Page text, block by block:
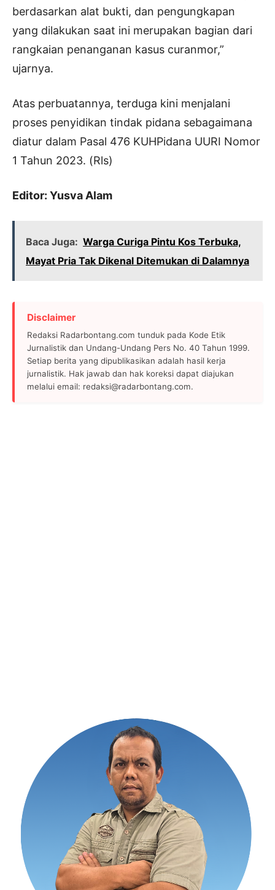
berdasarkan alat bukti, dan pengungkapan
yang dilakukan saat ini merupakan bagian dari
rangkaian penanganan kasus curanmor,”
ujarnya.
Atas perbuatannya, terduga kini menjalani
proses penyidikan tindak pidana sebagaimana
diatur dalam Pasal 476 KUHPidana UURI Nomor
1 Tahun 2023. (Rls)
Editor: Yusva Alam
Baca Juga: Warga Curiga Pintu Kos Terbuka,
Mayat Pria Tak Dikenal Ditemukan di Dalamnya
Disclaimer
Redaksi Radarbontang.com tunduk pada Kode Etik
Jurnalistik dan Undang-Undang Pers No. 40 Tahun 1999.
Setiap berita yang dipublikasikan adalah hasil kerja
jurnalistik. Hak jawab dan hak koreksi dapat diajukan
melalui email: redaksi@radarbontang.com.